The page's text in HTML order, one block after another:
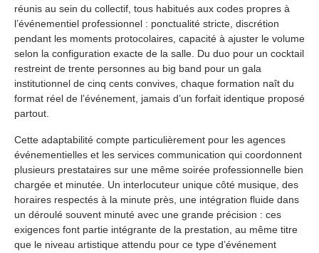
réunis au sein du collectif, tous habitués aux codes propres à
l’événementiel professionnel : ponctualité stricte, discrétion
pendant les moments protocolaires, capacité à ajuster le volume
selon la configuration exacte de la salle. Du duo pour un cocktail
restreint de trente personnes au big band pour un gala
institutionnel de cinq cents convives, chaque formation naît du
format réel de l’événement, jamais d’un forfait identique proposé
partout.
Cette adaptabilité compte particulièrement pour les agences
événementielles et les services communication qui coordonnent
plusieurs prestataires sur une même soirée professionnelle bien
chargée et minutée. Un interlocuteur unique côté musique, des
horaires respectés à la minute près, une intégration fluide dans
un déroulé souvent minuté avec une grande précision : ces
exigences font partie intégrante de la prestation, au même titre
que le niveau artistique attendu pour ce type d’événement